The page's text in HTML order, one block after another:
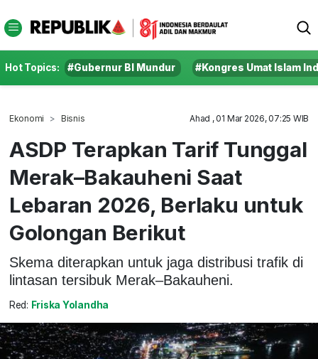
Hot Topics: #Gubernur BI Mundur #Kongres Umat Islam
Ekonomi Bisnis Ahad , 01 Mar 2026, 07:25 WIB
ASDP Terapkan Tarif Tunggal
Merak–Bakauheni Saat
Lebaran 2026, Berlaku untuk
Golongan Berikut
Skema diterapkan untuk jaga distribusi trafik di
lintasan tersibuk Merak–Bakauheni.
Red: Friska Yolandha